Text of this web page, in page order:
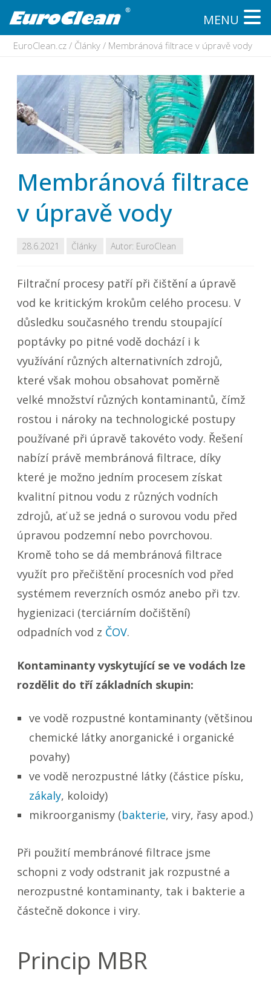
MENU
EuroClean.cz / Články / Membránová filtrace v úpravě vody
Membránová filtrace
v úpravě vody
28.6.2021 Články Autor: EuroClean
Filtrační procesy patří při čištění a úpravě
vod ke kritickým krokům celého procesu. V
důsledku současného trendu stoupající
poptávky po pitné vodě dochází i k
využívání různých alternativních zdrojů,
které však mohou obsahovat poměrně
velké množství různých kontaminantů, čímž
rostou i nároky na technologické postupy
používané při úpravě takovéto vody. Řešení
nabízí právě membránová filtrace, díky
které je možno jedním procesem získat
kvalitní pitnou vodu z různých vodních
zdrojů, ať už se jedná o surovou vodu před
úpravou podzemní nebo povrchovou.
Kromě toho se dá membránová filtrace
využít pro přečištění procesních vod před
systémem reverzních osmóz anebo při tzv.
hygienizaci (terciárním dočištění)
odpadních vod z ČOV.
Kontaminanty vyskytující se ve vodách lze
rozdělit do tří základních skupin:
ve vodě rozpustné kontaminanty (většinou
chemické látky anorganické i organické
povahy)
ve vodě nerozpustné látky (částice písku,
zákaly, koloidy)
mikroorganismy (bakterie, viry, řasy apod.)
Při použití membránové filtrace jsme
schopni z vody odstranit jak rozpustné a
nerozpustné kontaminanty, tak i bakterie a
částečně dokonce i viry.
Princip MBR